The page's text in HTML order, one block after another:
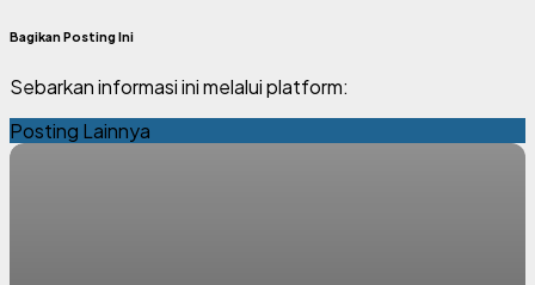
Bagikan Posting Ini
Sebarkan informasi ini melalui platform:
Posting Lainnya